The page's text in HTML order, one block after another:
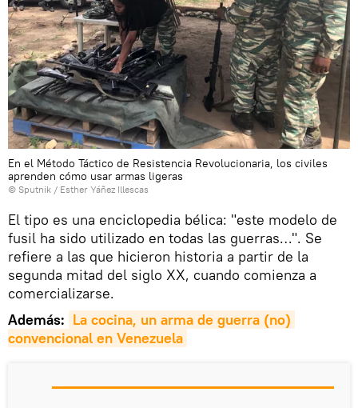
En el Método Táctico de Resistencia Revolucionaria, los civiles
aprenden cómo usar armas ligeras
© Sputnik / Esther Yáñez Illescas
El tipo es una enciclopedia bélica: "este modelo de
fusil ha sido utilizado en todas las guerras…". Se
refiere a las que hicieron historia a partir de la
segunda mitad del siglo XX, cuando comienza a
comercializarse.
Además: La cocina, un arma de guerra (no)
convencional en Venezuela